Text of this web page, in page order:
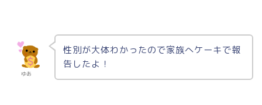
ゆあ
性別が大体わかったので家族へケーキで報
告したよ！